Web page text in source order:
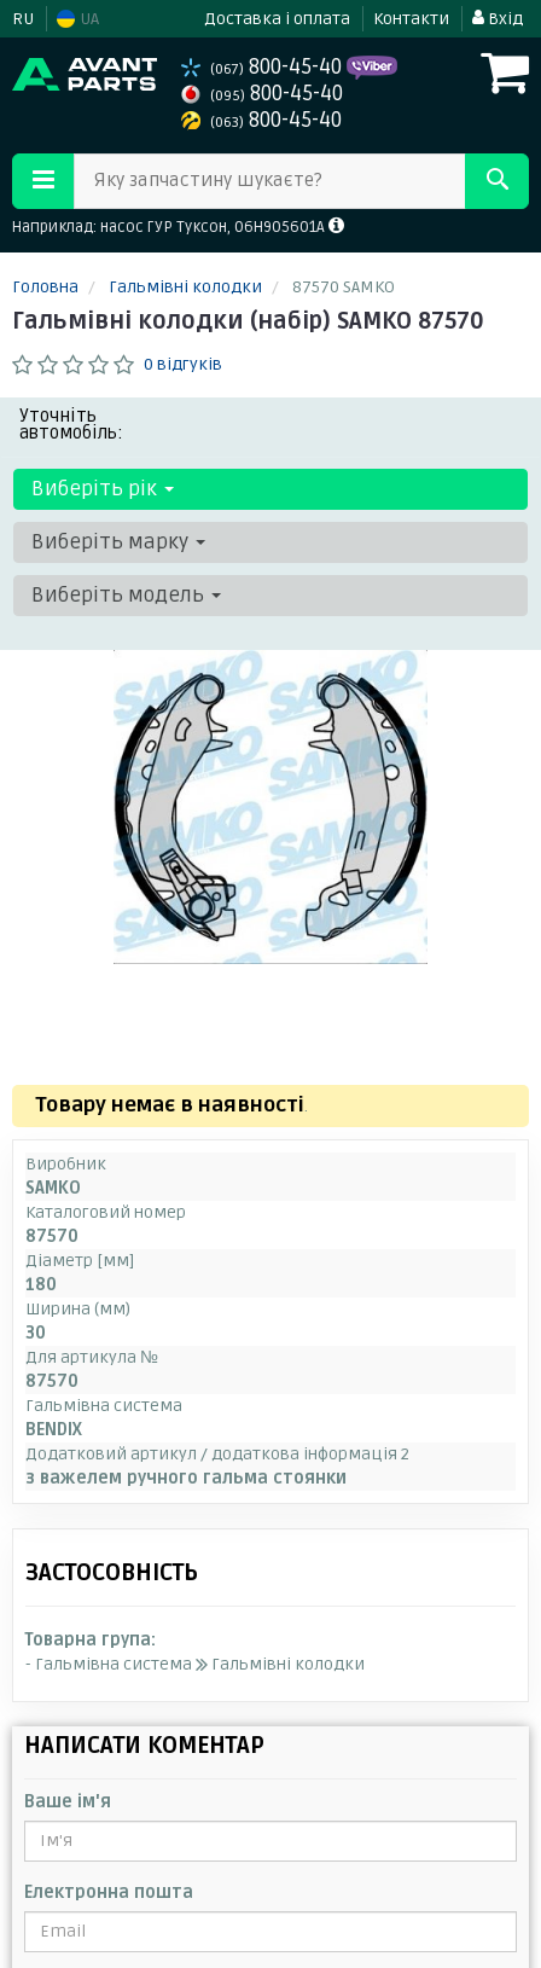
RU UA Доставка і оплата Контакти Вхід
(067) 800-45-40
(095) 800-45-40
(063) 800-45-40
Яку запчастину шукаєте?
Наприклад: насос ГУР Туксон, 06H905601A
Головна Гальмівні колодки 87570 SAMKO
Гальмівні колодки (набір) SAMKO 87570
0 відгуків
Уточніть
автомобіль:
Виберіть рік
Виберіть марку
Виберіть модель
Товару немає в наявності.
Виробник
SAMKO
Каталоговий номер
87570
Діаметр [мм]
180
Ширина (мм)
30
Для артикула №
87570
Гальмівна система
BENDIX
Додатковий артикул / додаткова інформація 2
з важелем ручного гальма стоянки
ЗАСТОСОВНІСТЬ
Товарна група:
- Гальмівна система
Гальмівні колодки
НАПИСАТИ КОМЕНТАР
Ваше ім'я
Електронна пошта